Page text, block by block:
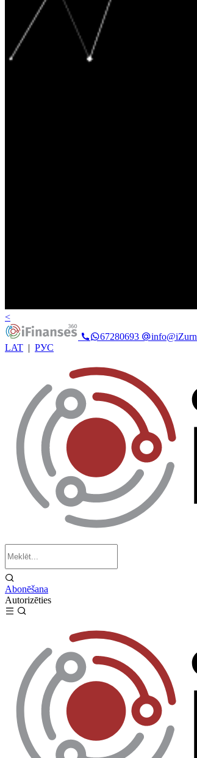
<
67280693
LAT | РУС
Abonēšana
Autorizēties